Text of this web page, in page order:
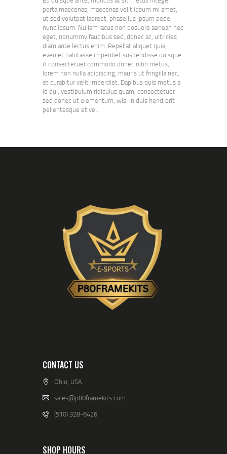
porta maecenas, maecenas velit ipsum mi amet,
ut sed volutpat laoreet, phasellus ipsum pede
nunc ipsum. Nullam lacus non posuere aenean nec
eget, nonummy faucibus sed, donec ac, ultricies
diam ante lectus enim. Repellat aliquet quia,
eveniet habitasse imperdiet suspendisse quisque.
A consectetuer commodo donec nibh metus,
lorem non nulla adipiscing, mauris ut fringilla nec,
et curabitur velit imperdiet. Dapibus quis metus a
id dui, vestibulum ridiculus quam, consectetuer
sed donec ut elementum, wisi in duis hendrerit
pellentesque et vel.
CONTACT US
Ohio, USA
sales@p80framekits.com
(510) 328-6426
SHOP HOURS